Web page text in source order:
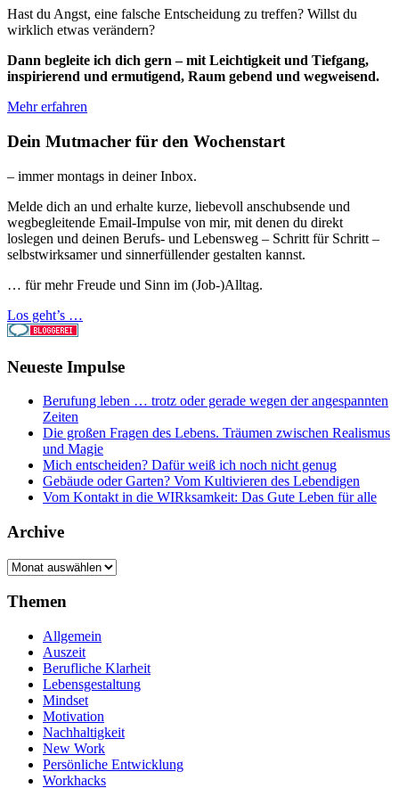
Hast du Angst, eine falsche Entscheidung zu treffen? Willst du
wirklich etwas verändern?
Dann begleite ich dich gern – mit Leichtigkeit und Tiefgang,
inspirierend und ermutigend, Raum gebend und wegweisend.
Mehr erfahren
Dein Mutmacher für den Wochenstart
– immer montags in deiner Inbox.
Melde dich an und erhalte kurze, liebevoll anschubsende und
wegbegleitende Email-Impulse von mir, mit denen du direkt
loslegen und deinen Berufs- und Lebensweg – Schritt für Schritt –
selbstwirksamer und sinnerfüllender gestalten kannst.
… für mehr Freude und Sinn im (Job-)Alltag.
Los geht’s …
Neueste Impulse
Berufung leben … trotz oder gerade wegen der angespannten
Zeiten
Die großen Fragen des Lebens. Träumen zwischen Realismus
und Magie
Mich entscheiden? Dafür weiß ich noch nicht genug
Gebäude oder Garten? Vom Kultivieren des Lebendigen
Vom Kontakt in die WIRksamkeit: Das Gute Leben für alle
Archive
Archive
Themen
Allgemein
Auszeit
Berufliche Klarheit
Lebensgestaltung
Mindset
Motivation
Nachhaltigkeit
New Work
Persönliche Entwicklung
Workhacks